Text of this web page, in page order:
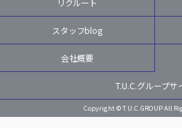
スタッフblog
会社概要
T.U.C.グループサ
Copyright © T.U.C.GROUP All